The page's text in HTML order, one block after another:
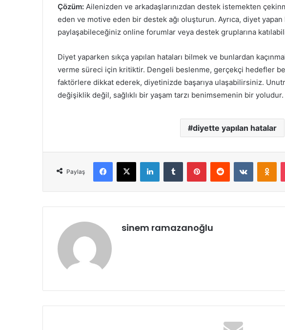
Çözüm: Ailenizden ve arkadaşlarınızdan destek istemekten
eden ve motive eden bir destek ağı oluşturun. Ayrıca, diyet
paylaşabileceğiniz online forumlar veya destek gruplarına
Diyet yaparken sıkça yapılan hataları bilmek ve bunlardan
verme süreci için kritiktir. Dengeli beslenme, gerçekçi hedefler
faktörlere dikkat ederek, diyetinizde başarıya ulaşabilirsiniz.
değişiklik değil, sağlıklı bir yaşam tarzı benimsemenin bir yoludur.
diyette yapılan hatalar
Paylaş
Facebook
X LinkedInTumblr PinterestReddit VKontakte
sinem ramazanoğlu